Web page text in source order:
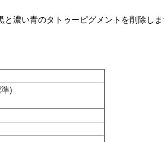
濃い青のタトゥーピグメントを削除しま
)